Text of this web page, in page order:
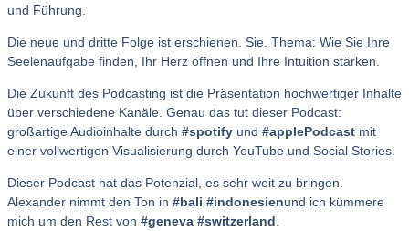
und Führung.
Die neue und dritte Folge ist erschienen. Sie. Thema: Wie Sie Ihre
Seelenaufgabe finden, Ihr Herz öffnen und Ihre Intuition stärken.
Die Zukunft des Podcasting ist die Präsentation hochwertiger Inhalte
über verschiedene Kanäle. Genau das tut dieser Podcast:
großartige Audioinhalte durch #spotify und #applePodcast mit
einer vollwertigen Visualisierung durch YouTube und Social Stories.
Dieser Podcast hat das Potenzial, es sehr weit zu bringen.
Alexander nimmt den Ton in #bali #indonesienund ich kümmere
mich um den Rest von #geneva #switzerland.